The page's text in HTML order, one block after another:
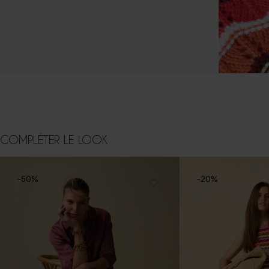
COMPLÉTER LE LOOK
-50% -20%